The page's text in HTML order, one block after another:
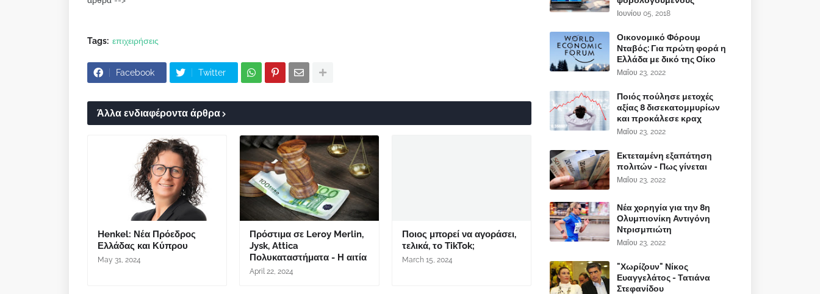
Tags: επιχειρήσεις
Facebook Twitter
Άλλα ενδιαφέροντα άρθρα
Henkel: Νέα Πρόεδρος
Ελλάδας και Κύπρου
May 31, 2024
Πρόστιμα σε Leroy Merlin,
Jysk, Attica
Πολυκαταστήματα - Η αιτία
April 22, 2024
Ποιος μπορεί να αγοράσει,
τελικά, το TikTok;
March 15, 2024
Ιουνίου 05, 2018
Οικονομικό Φόρουμ
Νταβός: Για πρώτη φορά η
Ελλάδα με δικό της Οίκο
Μαΐου 23, 2022
Ποιός πούλησε μετοχές
αξίας 8 δισεκατομμυρίων
και προκάλεσε κραχ
Μαΐου 23, 2022
Εκτεταμένη εξαπάτηση
πολιτών - Πως γίνεται
Μαΐου 23, 2022
Νέα χορηγία για την 8η
Ολυμπιονίκη Αντιγόνη
Ντρισμπιώτη
Μαΐου 23, 2022
"Χωρίζουν" Νίκος
Ευαγγελάτος - Τατιάνα
Στεφανίδου